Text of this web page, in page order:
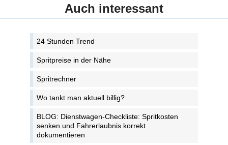
Auch interessant
24 Stunden Trend
Spritpreise in der Nähe
Spritrechner
Wo tankt man aktuell billig?
BLOG: Dienstwagen-Checkliste: Spritkosten
senken und Fahrerlaubnis korrekt
dokumentieren